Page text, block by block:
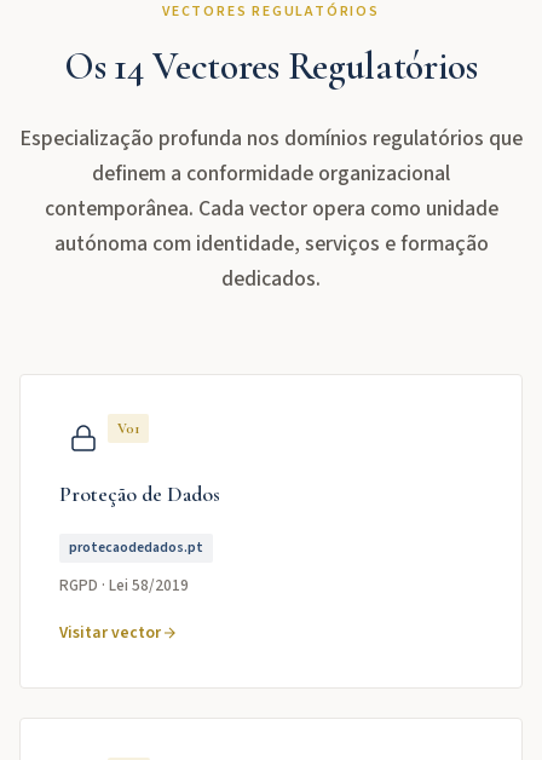
VECTORES REGULATÓRIOS
Os 14 Vectores Regulatórios
Especialização profunda nos domínios regulatórios que
definem a conformidade organizacional
contemporânea. Cada vector opera como unidade
autónoma com identidade, serviços e formação
dedicados.
V01
Proteção de Dados
protecaodedados.pt
RGPD · Lei 58/2019
Visitar vector